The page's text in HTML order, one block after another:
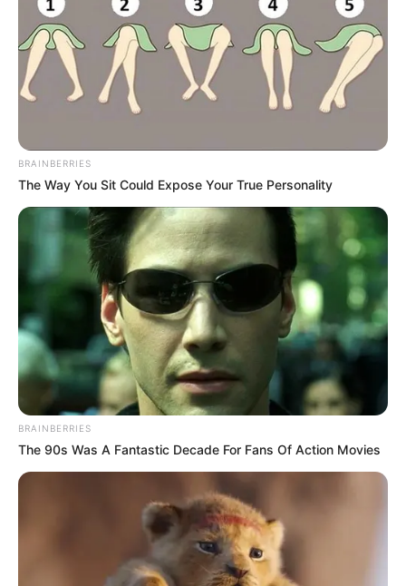
Trampolin-Arena Jumping Point Quickborn. In
unterschiedlichen Stationen kann man hier spielen,
springen und verschiedene akrobatische Moves
ausprobieren. So können Gäste z. B. auf dem
Dodge-Ball-Feld, in der Slam-Dunk-Area, im Foam-
Pit, beim Battle-Beam, High-Jump oder Free-Jump
unter Beweis stellen. In der JUMPPOINT BAR
werden Speisen und Getränke abgeboten, um zu
fairen Preisen Kraft zu tanken und zu entspannen.
Informationen unterwww.jumping-point.com
Eingetragen von Jumpy.
Bouldern in Norderstedt - Erinnerst du dich noch an
den ersten Baum, auf den du als Kind geklettert
bist? Wir sind begeistert vom Klettern und sind
davon überzeugt, dass jeder daran Spaß haben
kann. Klettern bedeutet Freiheit, den Alltag
vergessen und im Hier und Jetzt zu sein. Genau
dieses Lebensgefühl wollen wir unseren Gästen in
Lübeck, Hamburg und Norderstedt vermitteln. Wer
nach dem Klettern entspannen will, der setzt sich mit
einer Brause in unsere stilvolle Lounge.
Informationen unter
www.urbanapes.de/norderstedt/
Eingetragen von TW.
Badlantic in Ahrensburg - Wenn Sie sowohl
gesunde Entspannung als auch sportliche
BRAINBERRIES
The Way You Sit Could Expose Your True Personality
BRAINBERRIES
The 90s Was A Fantastic Decade For Fans Of Action Movies